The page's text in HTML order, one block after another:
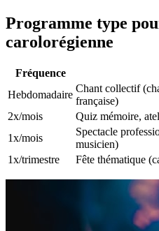
Programme type
carolorégienne
Fréquence
Hebdomadaire
Chant collectif
française)
2x/mois
Quiz mémoire,
1x/mois
Spectacle
musicien)
1x/trimestre
Fête thématique